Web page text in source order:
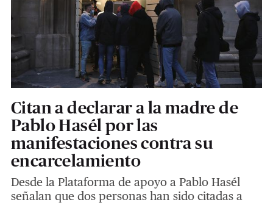
Citan a declarar a la madre de
Pablo Hasél por las
manifestaciones contra su
encarcelamiento
Desde la Plataforma de apoyo a Pablo Hasél
señalan que dos personas han sido citadas a